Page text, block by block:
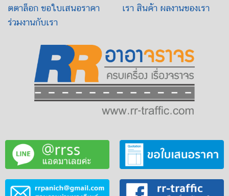
ตตาล็อก ขอใบเสนอราคา
ร่วมงานกับเรา
เรา สินค้า ผลงานของเรา